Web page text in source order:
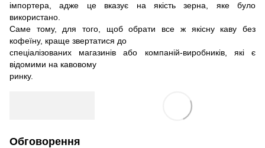
імпортера, адже це вказує на якість зерна, яке було
використано.
Саме тому, для того, щоб обрати все ж якісну каву без
кофеїну, краще звертатися до
спеціалізованих магазинів або компаній-виробників, які є
відомими на кавовому
ринку.
Обговорення